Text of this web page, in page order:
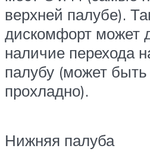
верхней палубе).
дискомфорт может
наличие перехода
палубу (может
прохладно).
Нижняя палуба